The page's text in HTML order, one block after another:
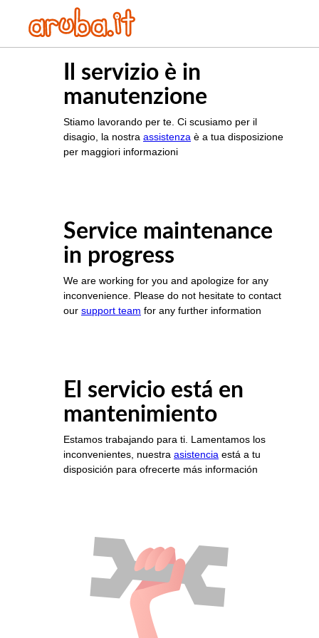
Il servizio è in
manutenzione
Stiamo lavorando per te. Ci scusiamo per il
disagio, la nostra assistenza è a tua disposizione
per maggiori informazioni
Service maintenance
in progress
We are working for you and apologize for any
inconvenience. Please do not hesitate to contact
our support team for any further information
El servicio está en
mantenimiento
Estamos trabajando para ti. Lamentamos los
inconvenientes, nuestra asistencia está a tu
disposición para ofrecerte más información